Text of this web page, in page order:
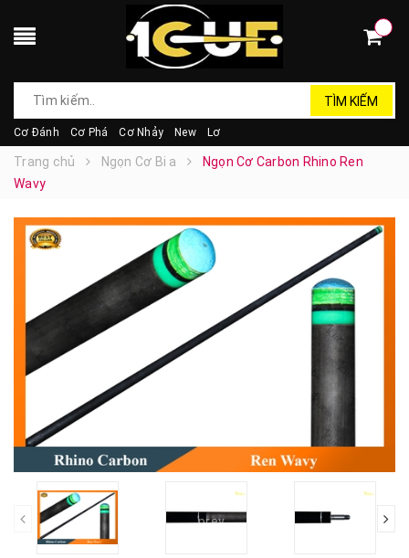
TÌM KIẾM
Cơ Đánh Cơ Phá Cơ Nhảy New Lơ
Trang chủ Ngọn Cơ Bi a
Ngọn Cơ Carbon Rhino Ren
Wavy
prev